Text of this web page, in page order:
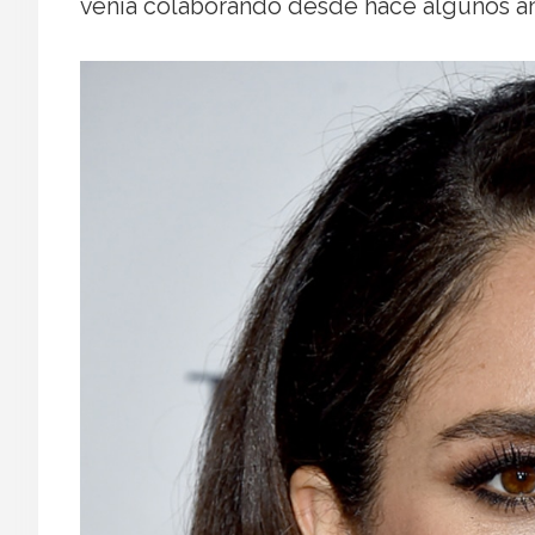
venía colaborando desde hace algunos